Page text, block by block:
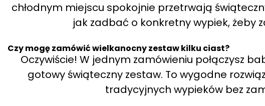
chłodnym miejscu spokojnie przetrwają
jak zadbać o konkretny wypiek, żeby
Czy mogę zamówić wielkanocny zestaw kilku ciast?
Oczywiście! W jednym zamówieniu połączysz
gotowy świąteczny zestaw. To wygodne
tradycyjnych wypieków bez